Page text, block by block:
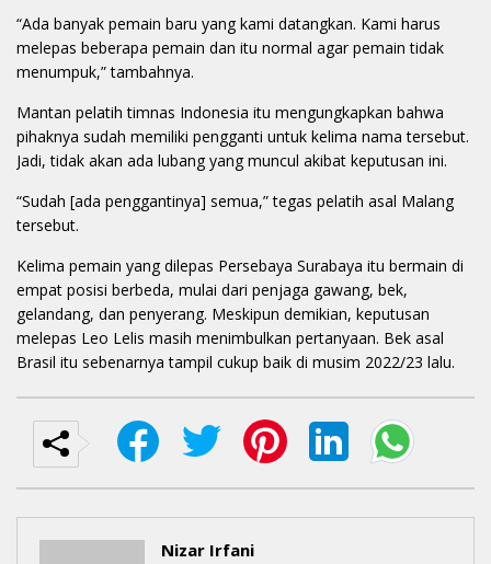
“Ada banyak pemain baru yang kami datangkan. Kami harus
melepas beberapa pemain dan itu normal agar pemain tidak
menumpuk,” tambahnya.
Mantan pelatih timnas Indonesia itu mengungkapkan bahwa
pihaknya sudah memiliki pengganti untuk kelima nama tersebut.
Jadi, tidak akan ada lubang yang muncul akibat keputusan ini.
“Sudah [ada penggantinya] semua,” tegas pelatih asal Malang
tersebut.
Kelima pemain yang dilepas Persebaya Surabaya itu bermain di
empat posisi berbeda, mulai dari penjaga gawang, bek,
gelandang, dan penyerang. Meskipun demikian, keputusan
melepas Leo Lelis masih menimbulkan pertanyaan. Bek asal
Brasil itu sebenarnya tampil cukup baik di musim 2022/23 lalu.
Nizar Irfani